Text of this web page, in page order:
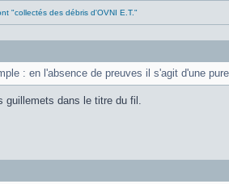
"collectés des débris d'OVNI E.T."
: en l'absence de preuves il s'agit d'une
guillemets dans le titre du fil.